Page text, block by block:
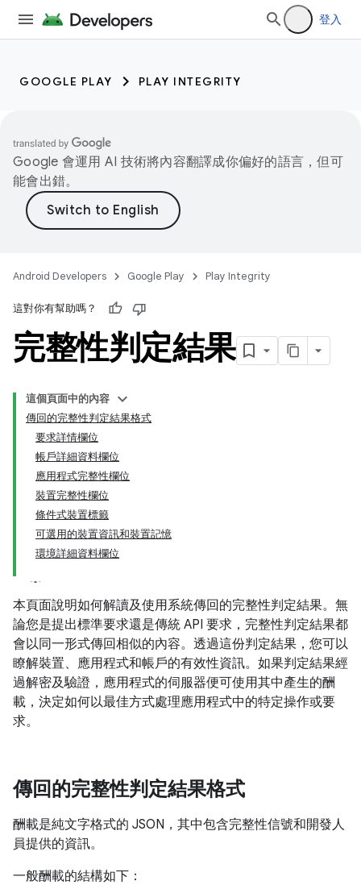
登入
GOOGLE PLAY PLAY INTEGRITY
Google 會運用 AI 技術將內容翻譯成你偏好的語言，但可
能會出錯。
Android Developers Google Play Play Integrity
這對你有幫助嗎？
完整性判定結果
這個頁面中的內容
傳回的完整性判定結果格式
要求詳情欄位
帳戶詳細資料欄位
應用程式完整性欄位
裝置完整性欄位
條件式裝置標籤
可選用的裝置資訊和裝置記憶
環境詳細資料欄位
本頁面說明如何解讀及使用系統傳回的完整性判定結果。無
論您是提出標準要求還是傳統 API 要求，完整性判定結果都
會以同一形式傳回相似的內容。透過這份判定結果，您可以
瞭解裝置、應用程式和帳戶的有效性資訊。如果判定結果經
過解密及驗證，應用程式的伺服器便可使用其中產生的酬
載，決定如何以最佳方式處理應用程式中的特定操作或要
求。
傳回的完整性判定結果格式
酬載是純文字格式的 JSON，其中包含完整性信號和開發人
員提供的資訊。
一般酬載的結構如下：